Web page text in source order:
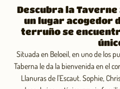
Descubra la Taverne
un lugar acogedor
terruño se
Situada en Beloeil, en uno de los
Taberna le da la bienvenida en el
Llanuras de l'Escaut. Sophie,